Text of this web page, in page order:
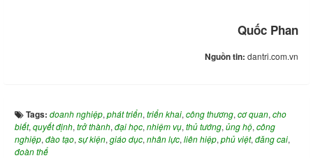
Quốc Phan
Nguồn tin: dantri.com.vn
Tags: doanh nghiệp, phát triển, triển khai, công thương, cơ quan, cho
biết, quyết định, trở thành, đại học, nhiệm vụ, thủ tướng, ủng hộ, công
nghiệp, đào tạo, sự kiện, giáo dục, nhân lực, liên hiệp, phủ việt, đăng cai,
đoàn thể